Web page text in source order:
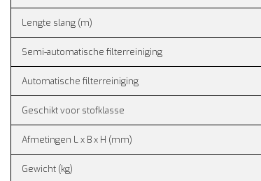
Lengte slang (m)
Semi-automatische filterreiniging
Automatische filterreiniging
Geschikt voor stofklasse
Afmetingen L x B x H (mm)
Gewicht (kg)